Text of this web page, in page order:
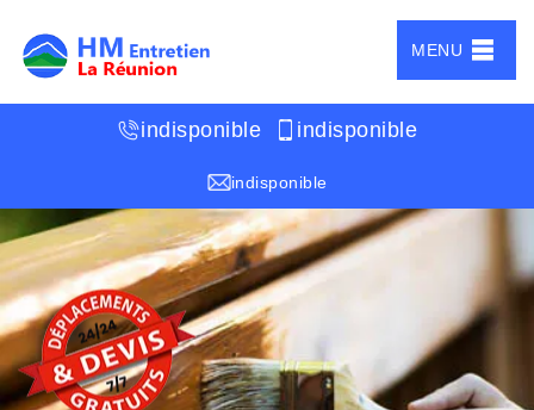
MENU
indisponible indisponible
indisponible